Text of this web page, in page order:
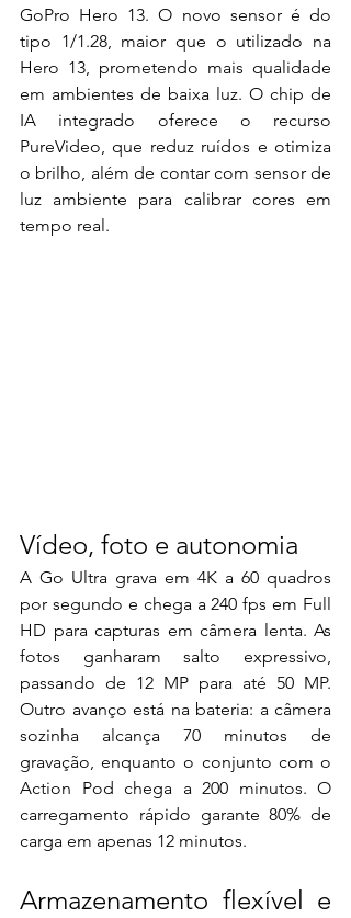
GoPro Hero 13. O novo sensor é do
tipo 1/1.28, maior que o utilizado na
Hero 13, prometendo mais qualidade
em ambientes de baixa luz. O chip de
IA integrado oferece o recurso
PureVideo, que reduz ruídos e otimiza
o brilho, além de contar com sensor de
luz ambiente para calibrar cores em
tempo real.
Vídeo, foto e autonomia
A Go Ultra grava em 4K a 60 quadros
por segundo e chega a 240 fps em Full
HD para capturas em câmera lenta. As
fotos ganharam salto expressivo,
passando de 12 MP para até 50 MP.
Outro avanço está na bateria: a câmera
sozinha alcança 70 minutos de
gravação, enquanto o conjunto com o
Action Pod chega a 200 minutos. O
carregamento rápido garante 80% de
carga em apenas 12 minutos.
Armazenamento flexível e